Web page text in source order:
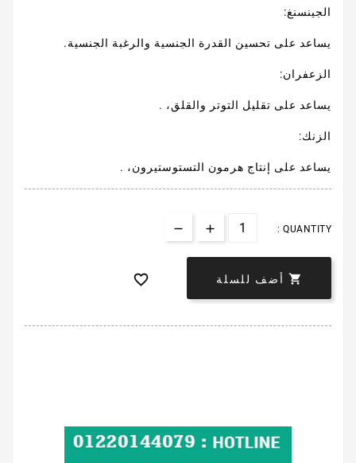
الجينسنغ:
يساعد على تحسين القدرة الجنسية والرغبة الجنسية.
الزعفران:
يساعد على تقليل التوتر والقلق، .
الزنك:
يساعد على إنتاج هرمون التستوستيرون، .
QUANTITY :
 أضف للسلة 